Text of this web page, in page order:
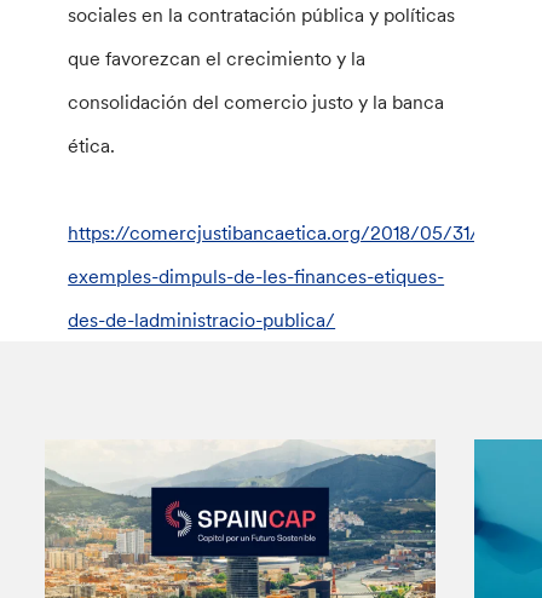
sociales en la contratación pública y políticas
que favorezcan el crecimiento y la
consolidación del comercio justo y la banca
ética.
https://comercjustibancaetica.org/2018/05/31/5-
exemples-dimpuls-de-les-finances-etiques-
des-de-ladministracio-publica/